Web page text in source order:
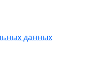
данных